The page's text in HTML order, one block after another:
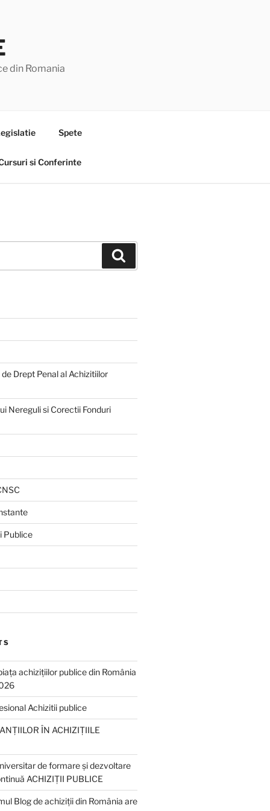
din Romania
Spete
si Conferinte
Drept Penal al Achizitiilor
Nereguli si Corectii Fonduri
Publice
achizițiilor publice din România
Achizitii publice
ÎN ACHIZIȚIILE
de formare și dezvoltare
ACHIZIȚII PUBLICE
Blog de achiziții din România are